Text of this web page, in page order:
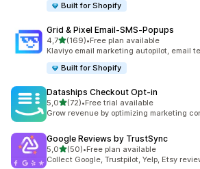
Built for Shopify
Grid & Pixel Email‑SMS‑Popups
4,7z 5 hvězd
(169)
Celkový počet recenzí: 169
•Free plan available
Klaviyo email marketing autopilot, email
Built for Shopify
Dataships Checkout Opt‑in
5,0z 5 hvězd
(72)
Celkový počet recenzí: 72
•Free trial available
Grow revenue by optimizing marketing
Google Reviews by TrustSync
5,0z 5 hvězd
(50)
Celkový počet recenzí: 50
•Free plan available
Collect Google, Trustpilot, Yelp, Etsy